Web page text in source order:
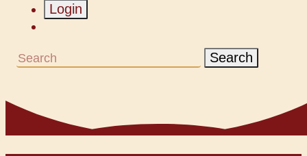
Login
Search